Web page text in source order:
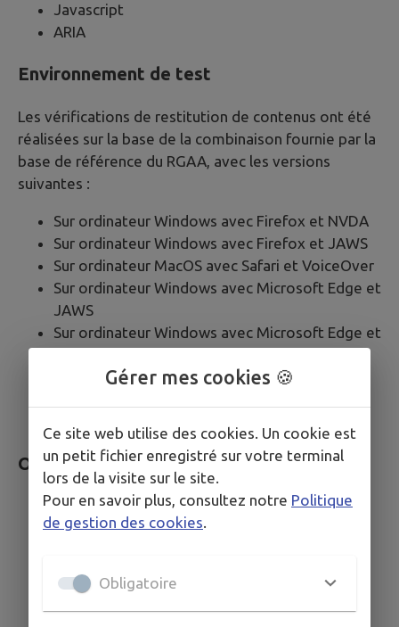
Javascript
ARIA
Environnement de test
Les vérifications de restitution de contenus ont été
réalisées sur la base de la combinaison fournie par la
base de référence du RGAA, avec les versions
suivantes :
Sur ordinateur Windows avec Firefox et NVDA
Sur ordinateur Windows avec Firefox et JAWS
Sur ordinateur MacOS avec Safari et VoiceOver
Sur ordinateur Windows avec Microsoft Edge et
JAWS
Sur ordinateur Windows avec Microsoft Edge et
Sur mobile iOS avec Safari et VoiceOver
Outils pour évaluer l’accessibilité
Web Developer Toolbar
Colour Contrast Analyser
WCAG Contrast checker
Inspecteur de composants
Gérer mes cookies 🍪
Ce site web utilise des cookies. Un cookie est
un petit fichier enregistré sur votre terminal
lors de la visite sur le site.
Pour en savoir plus, consultez notre Politique
de gestion des cookies
Obligatoire